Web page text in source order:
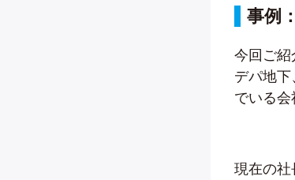
事例
今回ご紹
デパ地
でいる会
現在の社